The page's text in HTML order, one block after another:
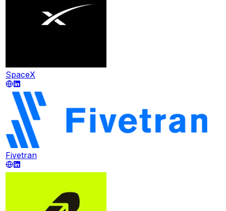
SpaceX
Fivetran